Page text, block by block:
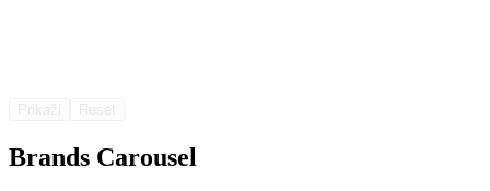
Brands Carousel